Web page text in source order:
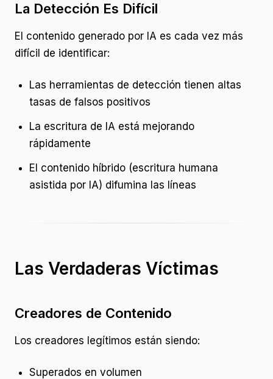
La Detección Es Difícil
El contenido generado por IA es cada vez más
difícil de identificar:
Las herramientas de detección tienen altas
tasas de falsos positivos
La escritura de IA está mejorando
rápidamente
El contenido híbrido (escritura humana
asistida por IA) difumina las líneas
Las Verdaderas Víctimas
Creadores de Contenido
Los creadores legítimos están siendo:
Superados en volumen